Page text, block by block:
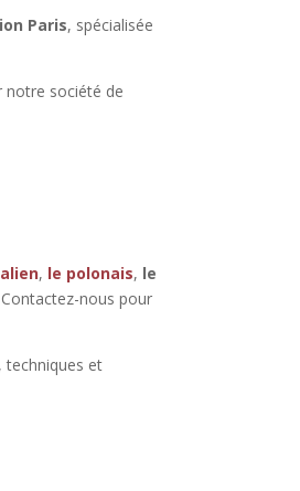
Paris, spécialisée
notre société de
, le polonais, le
nous pour
techniques et